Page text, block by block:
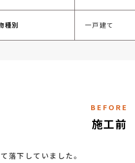
種別 一戸建て
BEFORE
施工前
落下していました。